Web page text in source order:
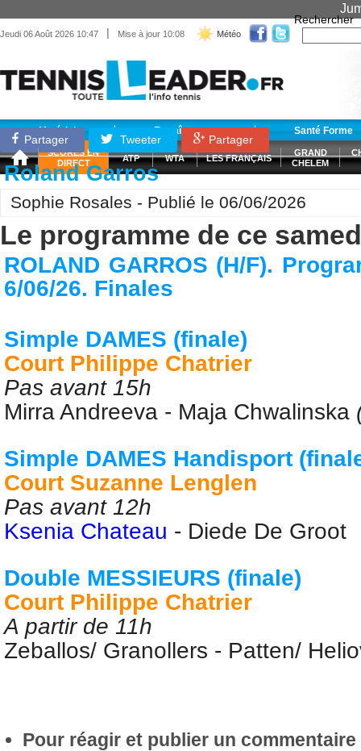
Jeudi 06 Août 2026 10:47 | Mise à jour 10:08 Météo
Rechercher
Matériel Entraînement Santé Forme
SCORES EN
DIRECT
ATP WTA LES FRANÇAIS
GRAND
CHELEM
Partager Tweeter Partager
Roland Garros
Sophie Rosales - Publié le 06/06/2026
Le programme de ce
ROLAND GARROS (H/F).
6/06/26. Finales
Simple DAMES (finale)
Court Philippe Chatrier
Pas avant 15h
Mirra Andreeva - Maja Chwalinska
Simple DAMES Handisport
Court Suzanne Lenglen
Pas avant 12h
Ksenia Chateau - Diede De Groot
Double MESSIEURS (finale)
Court Philippe Chatrier
A partir de 11h
Zeballos/ Granollers - Patten/
Pour réagir et publier un